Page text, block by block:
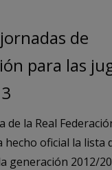
de
para las
de la Real
oficial la lista
generación 2012/